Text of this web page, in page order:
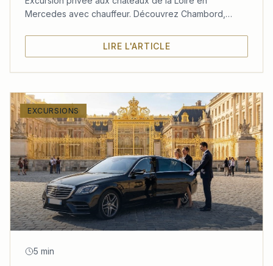
Mercedes avec chauffeur. Découvrez Chambord,
LIRE L'ARTICLE
EXCURSIONS
5 min